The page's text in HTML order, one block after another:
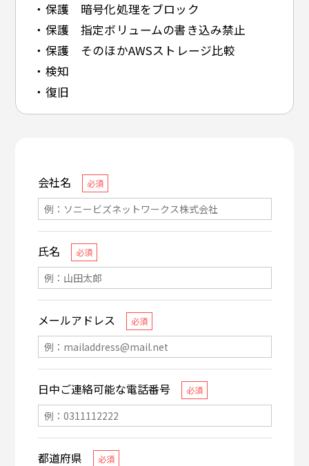
・保護 暗号化処理をブロック
・保護 指定ボリュームの書き込み禁止
・保護 そのほかAWSストレージ比較
・検知
・復旧